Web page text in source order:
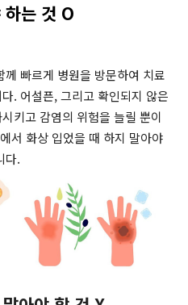
는 것 O
빠르게 병원을 방문하여 치료
. 어설픈, 그리고 확인되지 않은
키고 감염의 위험을 늘릴 뿐이
서 화상 입었을 때 하지 말아야
다.